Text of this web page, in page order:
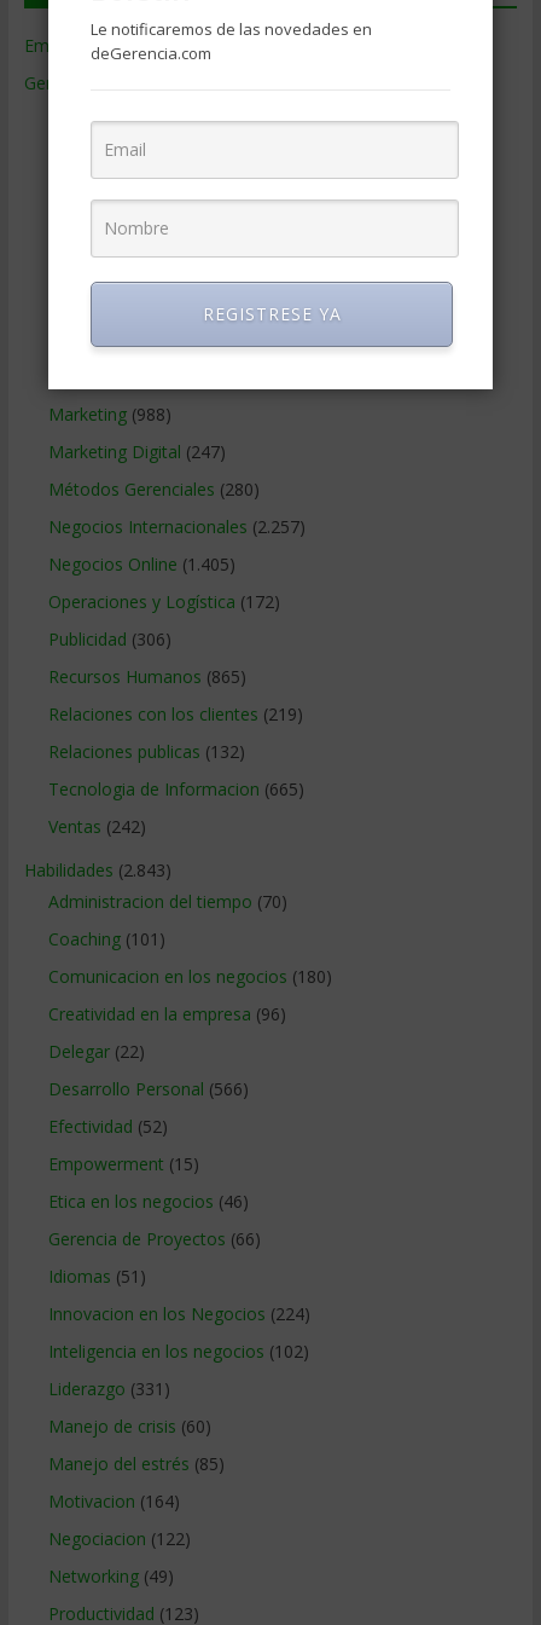
Empresas de Gerencia(38)
Gerencia
Contabilidad(466)
Estrategia Empresarial
Finanzas Corporativas(748)
Gobierno Corporativo
Marketing(988)
Marketing Digital (247)
Métodos Gerenciales (280)
Negocios Internacionales (2.257)
Negocios Online (1.405)
Operaciones y Logística (172)
Publicidad (306)
Recursos Humanos (865)
Relaciones con los clientes (219)
Relaciones publicas (132)
Tecnologia de Informacion (665)
Ventas (242)
Habilidades (2.843)
Administracion del tiempo (70)
Coaching(101)
Comunicacion en los negocios (180)
Creatividad en la empresa (96)
Delegar(22)
Desarrollo Personal (566)
Efectividad (52)
Empowerment (15)
Etica en los negocios (46)
Gerencia de Proyectos (66)
Idiomas (51)
Innovacion en los Negocios (224)
Inteligencia en los negocios (102)
Liderazgo (331)
Manejo de crisis (60)
Manejo del estrés (85)
Motivacion (164)
Negociacion (122)
Networking(49)
Productividad (123)
Le notificaremos de las novedades en
deGerencia.com
REGISTRESE YA